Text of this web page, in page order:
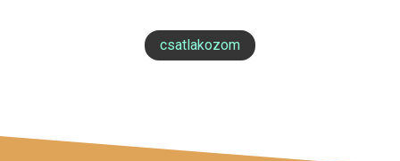
csatlakozom